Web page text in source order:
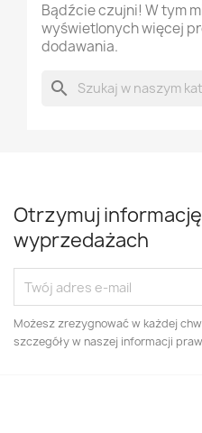
Bądźcie czujni! W tym
wyświetlonych więcej
dodawania.
search
Otrzymuj
wyprzedażach
Możesz zrezygnować w każdej
szczegóły w naszej informacji